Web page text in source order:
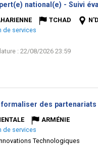
national(e) - Suivi
TCHAD
de services
: 22/08/2026 23:59
formaliser des
ARMÉNIE
de services
Technologiques